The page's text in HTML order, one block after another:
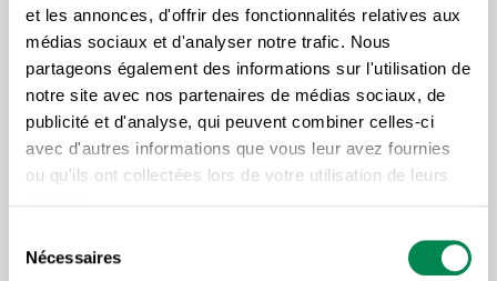
et les annonces, d'offrir des fonctionnalités relatives aux
médias sociaux et d'analyser notre trafic. Nous
partageons également des informations sur l'utilisation de
notre site avec nos partenaires de médias sociaux, de
publicité et d'analyse, qui peuvent combiner celles-ci
avec d'autres informations que vous leur avez fournies
ou qu'ils ont collectées lors de votre utilisation de leurs
Nécessaires